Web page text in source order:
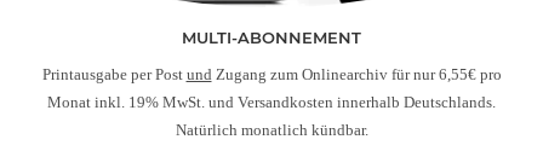
MULTI-ABONNEMENT
Printausgabe per Post und Zugang zum Onlinearchiv für nur 6,55€ pro
Monat inkl. 19% MwSt. und Versandkosten innerhalb Deutschlands.
Natürlich monatlich kündbar.